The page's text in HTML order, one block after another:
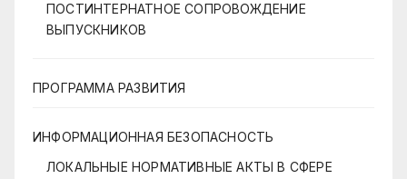
ПОСТИНТЕРНАТНОЕ СОПРОВОЖДЕНИЕ
ВЫПУСКНИКОВ
ПРОГРАММА РАЗВИТИЯ
ИНФОРМАЦИОННАЯ БЕЗОПАСНОСТЬ
ЛОКАЛЬНЫЕ НОРМАТИВНЫЕ АКТЫ В СФЕРЕ